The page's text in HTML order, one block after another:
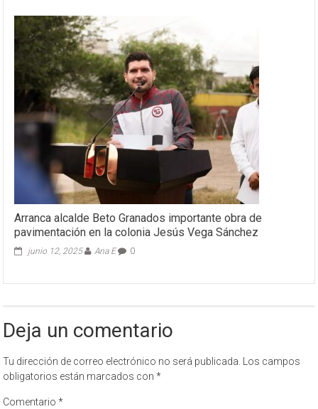
Arranca alcalde Beto Granados importante obra de
pavimentación en la colonia Jesús Vega Sánchez
junio 12, 2025 Ana E 0
Deja un comentario
Tu dirección de correo electrónico no será publicada.
Los campos
obligatorios están marcados con*
Comentario*